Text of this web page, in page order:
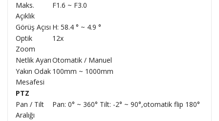
Maks.
Açıklık
F1.6 ~ F3.0
Görüş Açısı H: 58.4 ° ~ 4.9 °
Optik
Zoom
12x
Netlik AyarıOtomatik / Manuel
Yakın Odak
Mesafesi
100mm ~ 1000mm
PTZ
Pan / Tilt
Aralığı
Pan: 0° ~ 360° Tilt: -2° ~ 90°,otomatik flip 180°